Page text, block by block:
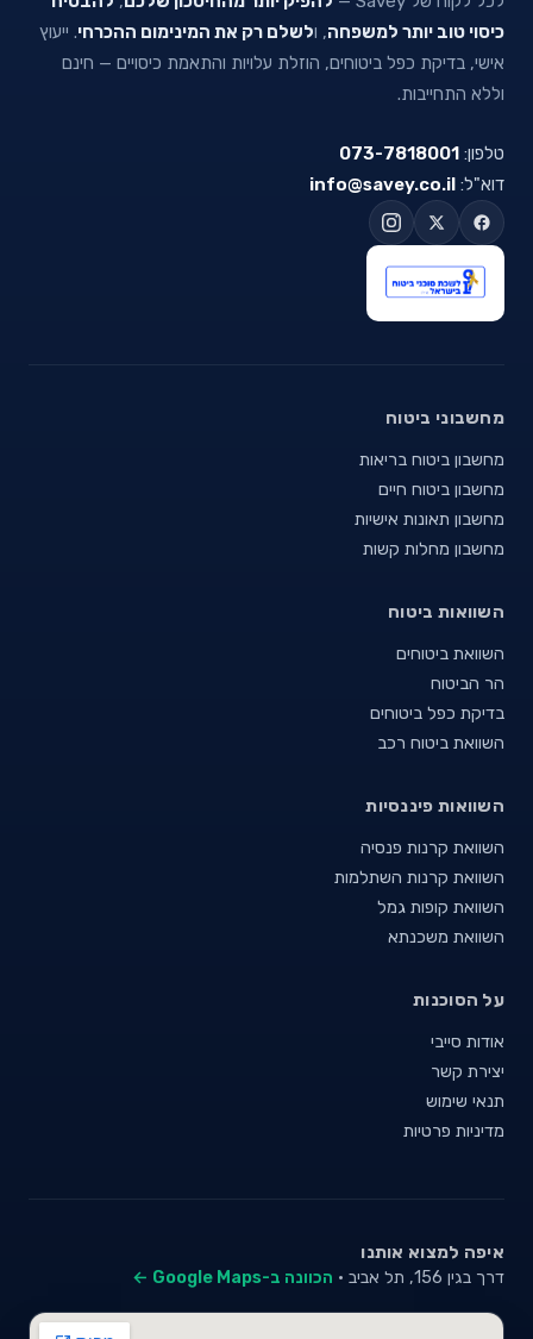
כיסוי טוב יותר למשפחה, ולשלם רק את המינימום ההכרחי. ייעוץ
אישי, בדיקת כפל ביטוחים, הוזלת עלויות והתאמת כיסויים — חינם
וללא התחייבות.
טלפון: 073-7818001
דוא"ל: info@savey.co.il
מחשבוני ביטוח
מחשבון ביטוח בריאות
מחשבון ביטוח חיים
מחשבון תאונות אישיות
מחשבון מחלות קשות
השוואות ביטוח
השוואת ביטוחים
הר הביטוח
בדיקת כפל ביטוחים
השוואת ביטוח רכב
השוואות פיננסיות
השוואת קרנות פנסיה
השוואת קרנות השתלמות
השוואת קופות גמל
השוואת משכנתא
על הסוכנות
אודות סייבי
יצירת קשר
תנאי שימוש
מדיניות פרטיות
איפה למצוא אותנו
דרך בגין 156, תל אביב · הכוונה ב-Google Maps ←